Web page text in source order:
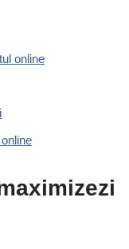
online